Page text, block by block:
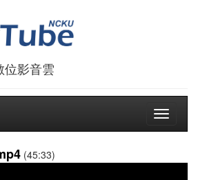
位影音雲
Toggle
(45:33)